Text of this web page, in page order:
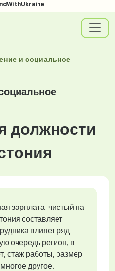
и социальное
должности
зарплата-чистый на
составляет
влияет ряд
очередь регион, в
стаж работы, размер
другое.